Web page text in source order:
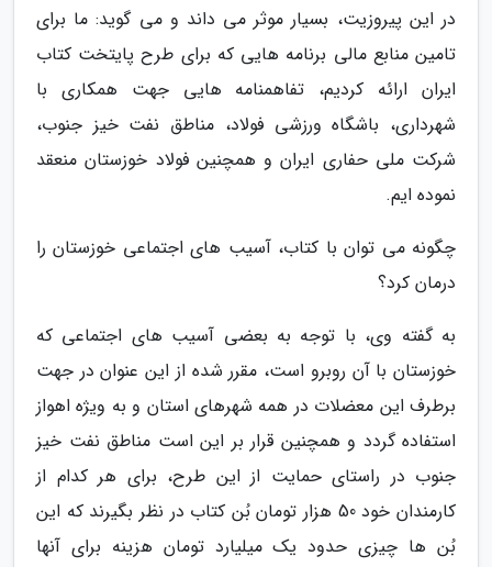
در این پیروزیت، بسیار موثر می داند و می گوید: ما برای
تامین منابع مالی برنامه هایی که برای طرح پایتخت کتاب
ایران ارائه کردیم، تفاهمنامه هایی جهت همکاری با
شهرداری، باشگاه ورزشی فولاد، مناطق نفت خیز جنوب،
شرکت ملی حفاری ایران و همچنین فولاد خوزستان منعقد
نموده ایم.
چگونه می توان با کتاب، آسیب های اجتماعی خوزستان را
درمان کرد؟
به گفته وی، با توجه به بعضی آسیب های اجتماعی که
خوزستان با آن روبرو است، مقرر شده از این عنوان در جهت
برطرف این معضلات در همه شهرهای استان و به ویژه اهواز
استفاده گردد و همچنین قرار بر این است مناطق نفت خیز
جنوب در راستای حمایت از این طرح، برای هر کدام از
کارمندان خود 50 هزار تومان بُن کتاب در نظر بگیرند که این
بُن ها چیزی حدود یک میلیارد تومان هزینه برای آنها